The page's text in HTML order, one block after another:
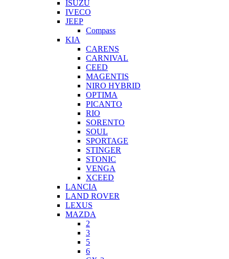
ISUZU
IVECO
JEEP
Compass
KIA
CARENS
CARNIVAL
CEED
MAGENTIS
NIRO HYBRID
OPTIMA
PICANTO
RIO
SORENTO
SOUL
SPORTAGE
STINGER
STONIC
VENGA
XCEED
LANCIA
LAND ROVER
LEXUS
MAZDA
2
3
5
6